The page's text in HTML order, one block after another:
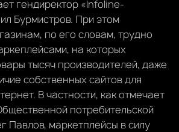
гендиректор «Infoline-
Бурмистров. При этом
по его словам, трудно
на которых
тысяч производителей, даже
собственных сайтов для
В частности, как отмечает
потребительской
Павлов, маркетплейсы в силу